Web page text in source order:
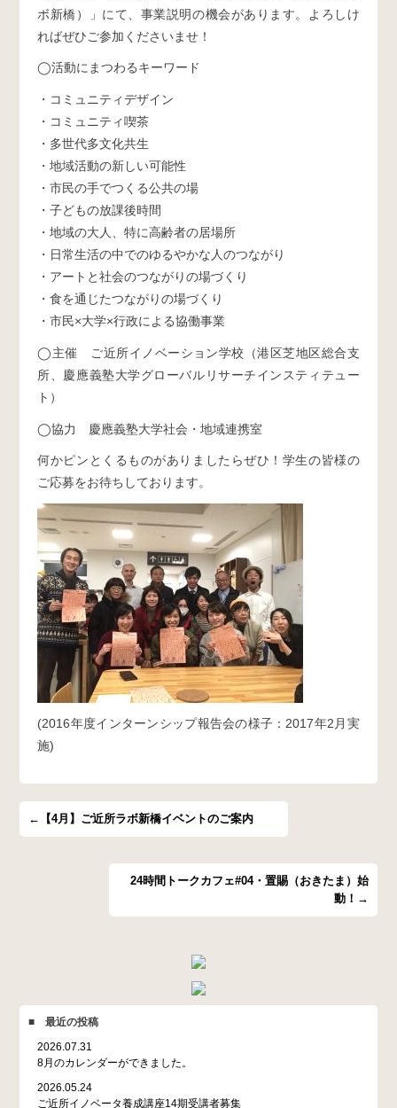
ボ新橋）」にて、事業説明の機会があります。よろしけ
ればぜひご参加くださいませ！
◯活動にまつわるキーワード
・コミュニティデザイン
・コミュニティ喫茶
・多世代多文化共生
・地域活動の新しい可能性
・市民の手でつくる公共の場
・子どもの放課後時間
・地域の大人、特に高齢者の居場所
・日常生活の中でのゆるやかな人のつながり
・アートと社会のつながりの場づくり
・食を通じたつながりの場づくり
・市民×大学×行政による協働事業
◯主催 ご近所イノベーション学校（港区芝地区総合支
所、慶應義塾大学グローバルリサーチインスティテュー
ト）
◯協力 慶應義塾大学社会・地域連携室
何かピンとくるものがありましたらぜひ！学生の皆様の
ご応募をお待ちしております。
(2016年度インターンシップ報告会の様子：2017年2月実
施)
←【4月】ご近所ラボ新橋イベントのご案内
24時間トークカフェ#04・置賜（おきたま）始
動！→
■ 最近の投稿
2026.07.31
8月のカレンダーができました。
2026.05.24
ご近所イノベータ養成講座14期受講者募集